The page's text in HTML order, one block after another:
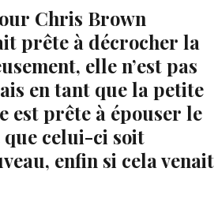
Chris Brown
prête à décrocher la
elle n’est pas
en tant que la petite
est prête à épouser le
celui-ci soit
enfin si cela venait